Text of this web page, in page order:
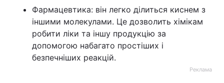
Фармацевтика: він легко ділиться киснем з
іншими молекулами. Це дозволить хімікам
робити ліки та іншу продукцію за
допомогою набагато простіших і
безпечніших реакцій.
Реклама